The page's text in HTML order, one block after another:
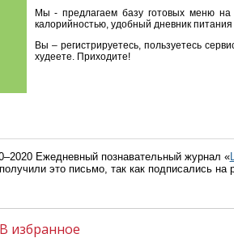
Мы - предлагаем базу готовых меню
калорийностью, удобный дневник
Вы – регистрируетесь, пользуетесь
худеете. Приходите!
Ежедневный познавательный журнал «
это письмо, так как подписались на
В избранное